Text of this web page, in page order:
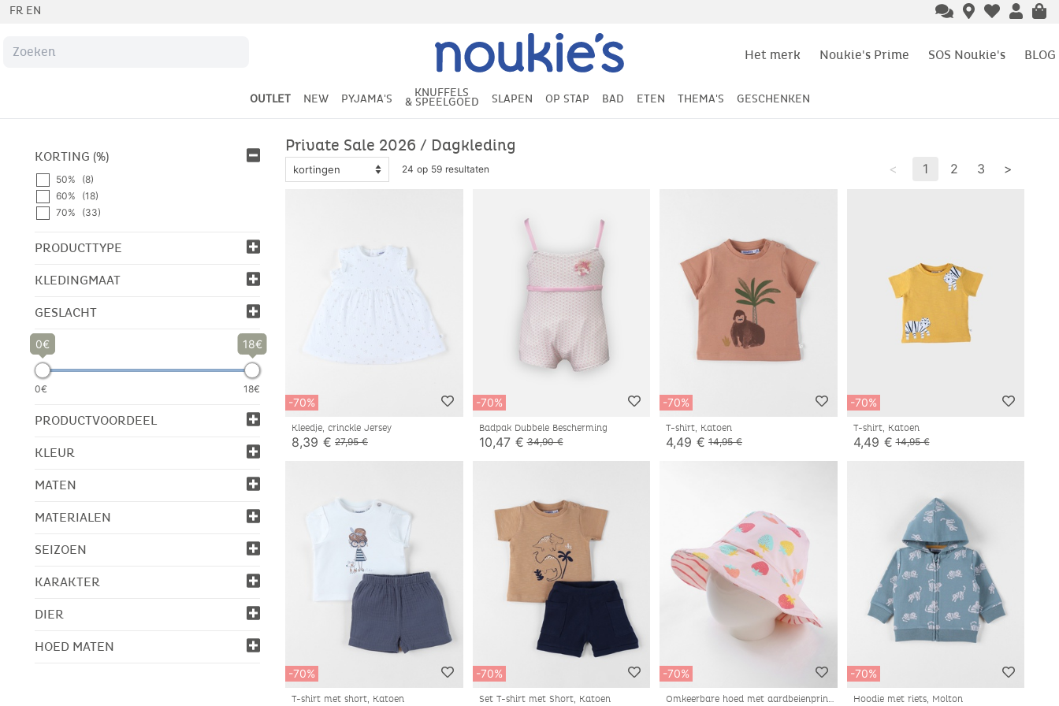
FR EN
Het merk Noukie's Prime SOS Noukie's BLOG
OUTLET NEW PYJAMA'S KNUFFELS
& SPEELGOED SLAPEN OP STAP BAD ETEN THEMA'S GESCHENKEN
KORTING (%)
50%
(8)
60%
(18)
70%
(33)
PRODUCTTYPE
KLEDINGMAAT
GESLACHT
0 18
0€ 18€
PRODUCTVOORDEEL
KLEUR
MATEN
MATERIALEN
SEIZOEN
KARAKTER
DIER
HOED MATEN
Private Sale 2026 / Dagkleding
24 op 59 resultaten < 1 2 3 >
-70%
Kleedje, crinckle Jersey
8,39 € 27,95 €
-70%
Badpak Dubbele Bescherming
10,47 € 34,90 €
-70%
T-shirt, Katoen
4,49 € 14,95 €
-70%
T-shirt, Katoen
4,49 € 14,95 €
-70%
T-shirt met short, Katoen
-70%
Set T-shirt met Short, Katoen
-70%
Omkeerbare hoed met aardbeienprint,
-70%
Hoodie met riets, Molton